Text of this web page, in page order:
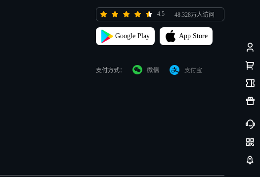
4.5 48.328万人访问
Google Play App Store
支付方式： 支付宝